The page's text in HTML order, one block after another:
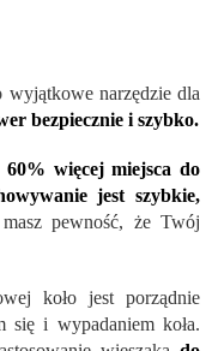
narzędzie dla
bezpiecznie i szybko.
60% więcej miejsca do
jest szybkie,
pewność, że Twój
koło jest porządnie
się i wypadaniem koła.